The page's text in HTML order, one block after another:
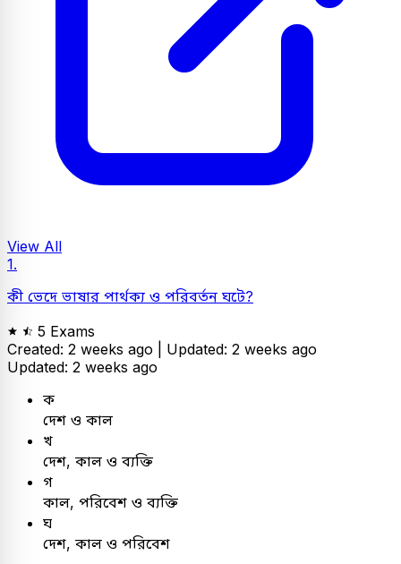
View All
1.
কী ভেদে ভাষার পার্থক্য ও পরিবর্তন ঘটে?
5 Exams
Created: 2 weeks ago | Updated: 2 weeks ago
Updated: 2 weeks ago
ক
দেশ ও কাল
খ
দেশ, কাল ও ব্যক্তি
গ
কাল, পরিবেশ ও ব্যক্তি
ঘ
দেশ, কাল ও পরিবেশ